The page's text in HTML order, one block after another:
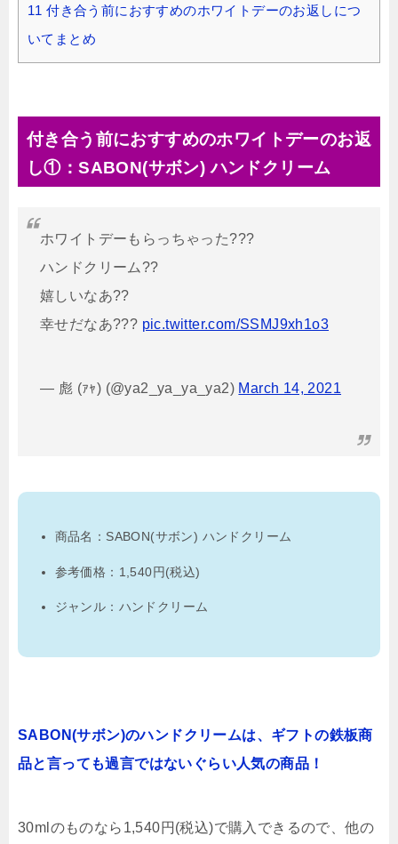
11 付き合う前におすすめのホワイトデーのお返しにつ
いてまとめ
付き合う前におすすめのホワイトデーのお返
し①：SABON(サボン) ハンドクリーム
ホワイトデーもらっちゃった???
ハンドクリーム??
嬉しいなあ??
幸せだなあ??? pic.twitter.com/SSMJ9xh1o3
— 彪 (ｧｬ) (@ya2_ya_ya_ya2) March 14, 2021
商品名：SABON(サボン) ハンドクリーム
参考価格：1,540円(税込)
ジャンル：ハンドクリーム
SABON(サボン)のハンドクリームは、ギフトの鉄板商
品と言っても過言ではないぐらい人気の商品！
30mlのものなら1,540円(税込)で購入できるので、他の